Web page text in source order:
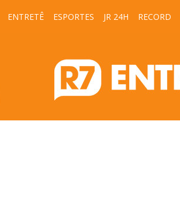
ENTRETÊ ESPORTES JR 24H RECORD